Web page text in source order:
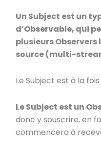
Un Subject est un
d’Observable, qui
plusieurs Observers
source (multi-
Le Subject est à la
Le Subject est un
donc y souscrire, en
commencera à